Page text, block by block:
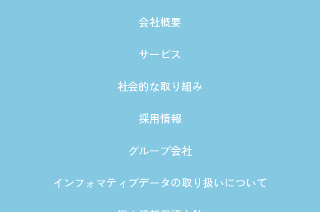
会社概要
サービス
社会的な取り組み
採用情報
グループ会社
インフォマティブデータの取り扱いについて